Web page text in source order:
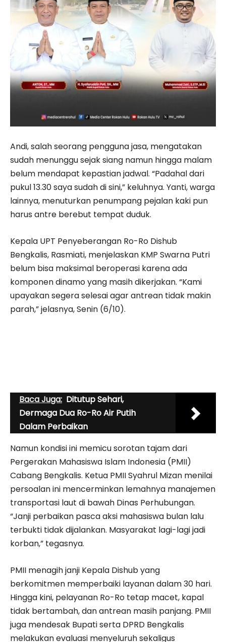
Andi, salah seorang pengguna jasa, mengatakan
sudah menunggu sejak siang namun hingga malam
belum mendapat kepastian jadwal. “Padahal dari
pukul 13.30 saya sudah di sini,” keluhnya. Yanti, warga
lainnya, menuturkan penumpang pejalan kaki pun
harus antre berebut tempat duduk.
Kepala UPT Penyeberangan Ro-Ro Dishub
Bengkalis, Rasmiati, menjelaskan KMP Swarna Putri
belum bisa maksimal beroperasi karena ada
komponen dinamo yang masih dikerjakan. “Kami
upayakan segera selesai agar antrean tidak makin
parah,” jelasnya, Senin (6/10).
Baca Juga: Ditutup Sehari,
Dermaga Dua Ro-Ro Air Putih
Dalam Perbaikan
Namun kondisi ini memicu sorotan tajam dari
Pergerakan Mahasiswa Islam Indonesia (PMII)
Cabang Bengkalis. Ketua PMII Syahrul Mizan menilai
persoalan ini mencerminkan lemahnya manajemen
transportasi laut di bawah Dinas Perhubungan.
“Janji perbaikan pasca aksi mahasiswa bulan lalu
terbukti tidak dijalankan. Masyarakat lagi-lagi jadi
korban,” tegasnya.
PMII menagih janji Kepala Dishub yang
berkomitmen memperbaiki layanan dalam 30 hari.
Hingga kini, pelayanan Ro-Ro tetap macet, kapal
tidak bertambah, dan antrean masih panjang. PMII
juga mendesak Bupati serta DPRD Bengkalis
melakukan evaluasi menyeluruh sekaligus